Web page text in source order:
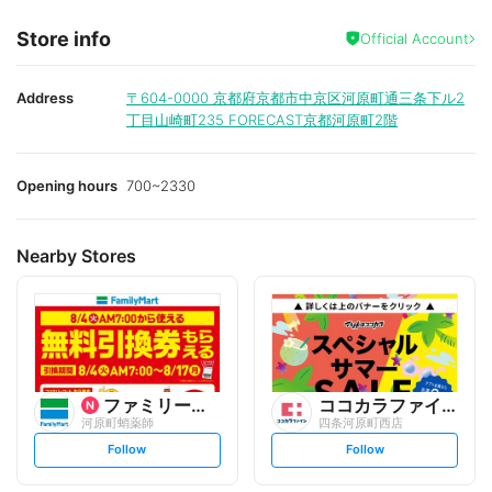
Store info Official Account
Address 〒604-0000 京都府京都市中京区河原町通三条下ル2
丁目山崎町235 FORECAST京都河原町2階
Opening hours 700~2330
Nearby Stores
ファミリーマート
河原町蛸薬師
s
t
Follow
ココカラファイン
四条河原町西店
s
t
Follow